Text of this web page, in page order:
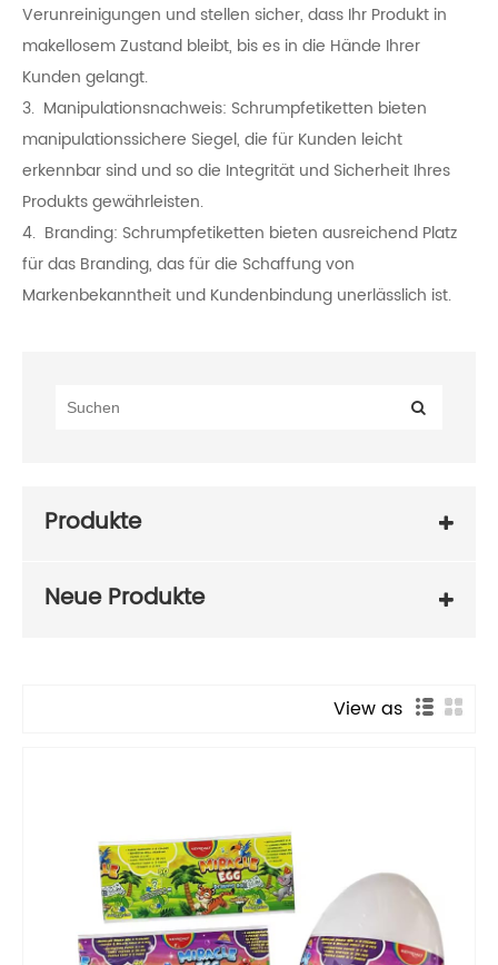
Verunreinigungen und stellen sicher, dass Ihr Produkt in
makellosem Zustand bleibt, bis es in die Hände Ihrer
Kunden gelangt.
3. Manipulationsnachweis: Schrumpfetiketten bieten
manipulationssichere Siegel, die für Kunden leicht
erkennbar sind und so die Integrität und Sicherheit Ihres
Produkts gewährleisten.
4. Branding: Schrumpfetiketten bieten ausreichend Platz
für das Branding, das für die Schaffung von
Markenbekanntheit und Kundenbindung unerlässlich ist.
Produkte
Neue Produkte
View as